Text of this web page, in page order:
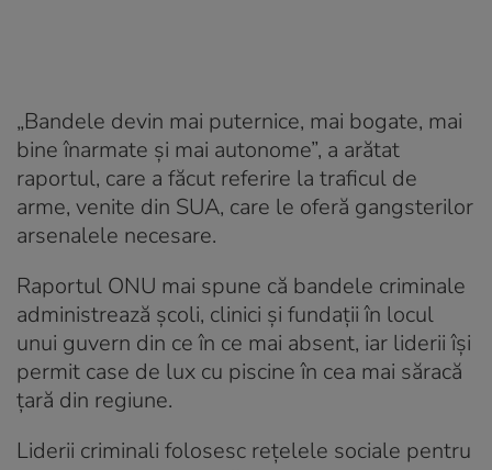
„Bandele devin mai puternice, mai bogate, mai
bine înarmate și mai autonome”, a arătat
raportul, care a făcut referire la traficul de
arme, venite din SUA, care le oferă gangsterilor
arsenalele necesare.
Raportul ONU mai spune că bandele criminale
administrează școli, clinici și fundații în locul
unui guvern din ce în ce mai absent, iar liderii își
permit case de lux cu piscine în cea mai săracă
țară din regiune.
Liderii criminali folosesc rețelele sociale pentru